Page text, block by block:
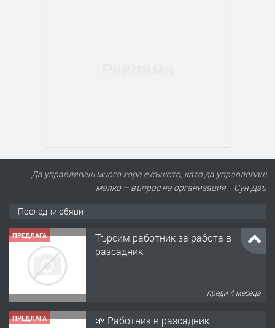
Да управляваш много хора е същото, като да управляваш
малко – въпрос на организация. - Сун Дзъ
Последни обяви
ПРЕДЛАГА 🌱 Работник в разсадник
преди 4 месеца
ПРЕДЛАГА Търсим работничка